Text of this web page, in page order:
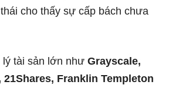
cho thấy sự cấp bách chưa
lý tài sản lớn như Grayscale,
21Shares, Franklin Templeton